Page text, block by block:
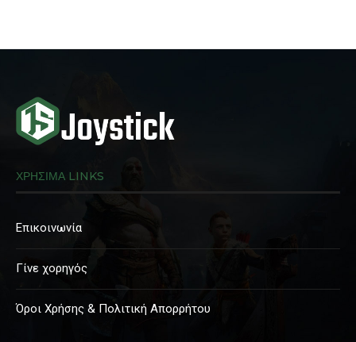
ΧΡΗΣΙΜΑ LINKS
Επικοινωνία
Γίνε χορηγός
Όροι Χρήσης & Πολιτική Απορρήτου